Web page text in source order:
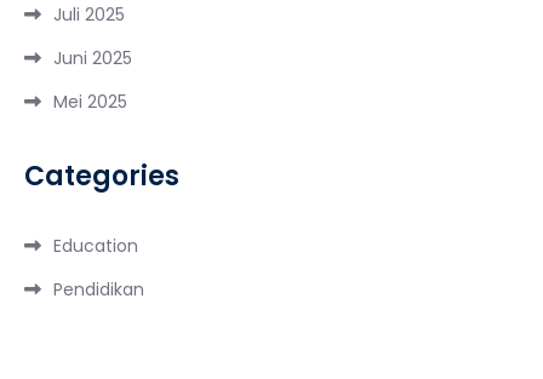
Juli 2025
Juni 2025
Mei 2025
Categories
Education
Pendidikan